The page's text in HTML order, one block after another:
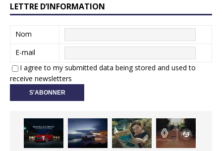
LETTRE D’INFORMATION
Nom
E-mail
I agree to my submitted data being stored and used to
receive newsletters